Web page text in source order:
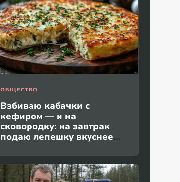
ОБЩЕСТВО
Взбиваю кабачки с
кефиром — и на
сковородку: на завтрак
подаю лепешку вкуснее